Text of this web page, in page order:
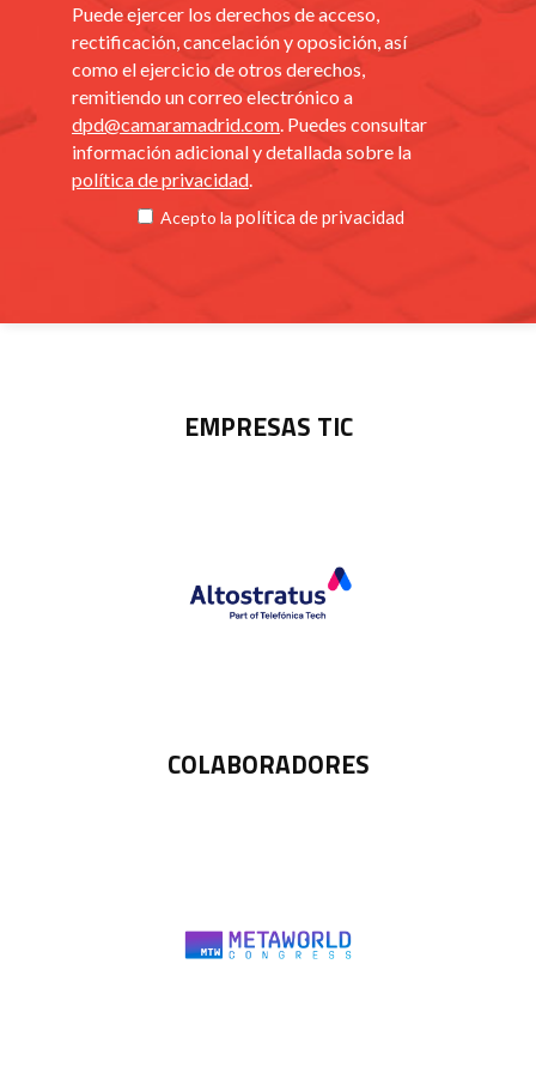
Puede ejercer los derechos de acceso,
rectificación, cancelación y oposición, así
como el ejercicio de otros derechos,
remitiendo un correo electrónico a
dpd@camaramadrid.com . Puedes consultar
información adicional y detallada sobre la
política de privacidad
Acepto la política de privacidad
EMPRESAS TIC
COLABORADORES